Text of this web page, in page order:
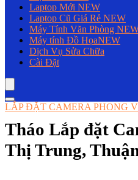
Laptop Mới NEW
Laptop Cũ Giá Rẻ NEW
Máy Tính Văn Phòng
Máy tính Đồ HọaNEW
Dịch Vụ Sửa Chữa
Cài Đặt
LẮP ĐẶT CAMERA PHONG
Tháo Lắp đặt
Thị Trung,